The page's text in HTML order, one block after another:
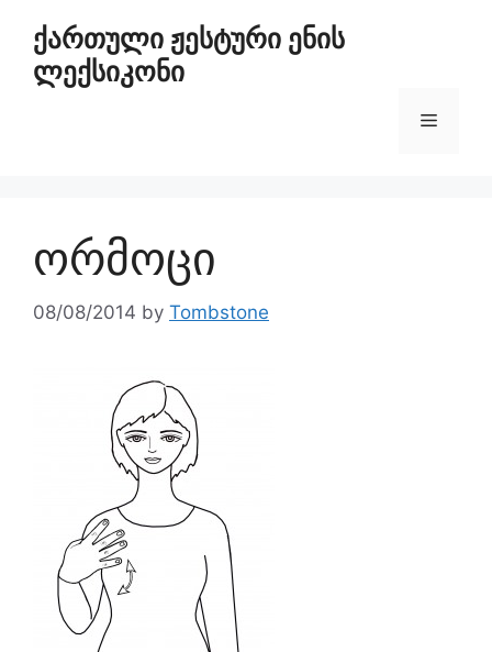
ქართული ჟესტური ენის
ლექსიკონი
ორმოცი
08/08/2014 by Tombstone